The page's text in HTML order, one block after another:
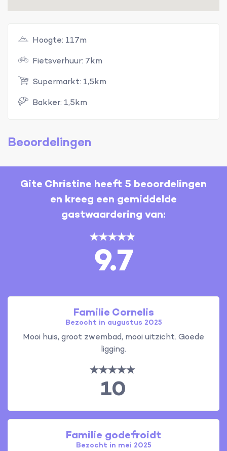
Hoogte: 117m
Fietsverhuur: 7km
Supermarkt: 1,5km
Bakker: 1,5km
Beoordelingen
Gite Christine heeft 5 beoordelingen
en kreeg een gemiddelde
gastwaardering van:
9.7
Familie Cornelis
Bezocht in augustus 2025
Mooi huis, groot zwembad, mooi uitzicht. Goede
ligging.
10
Familie godefroidt
Bezocht in mei 2025